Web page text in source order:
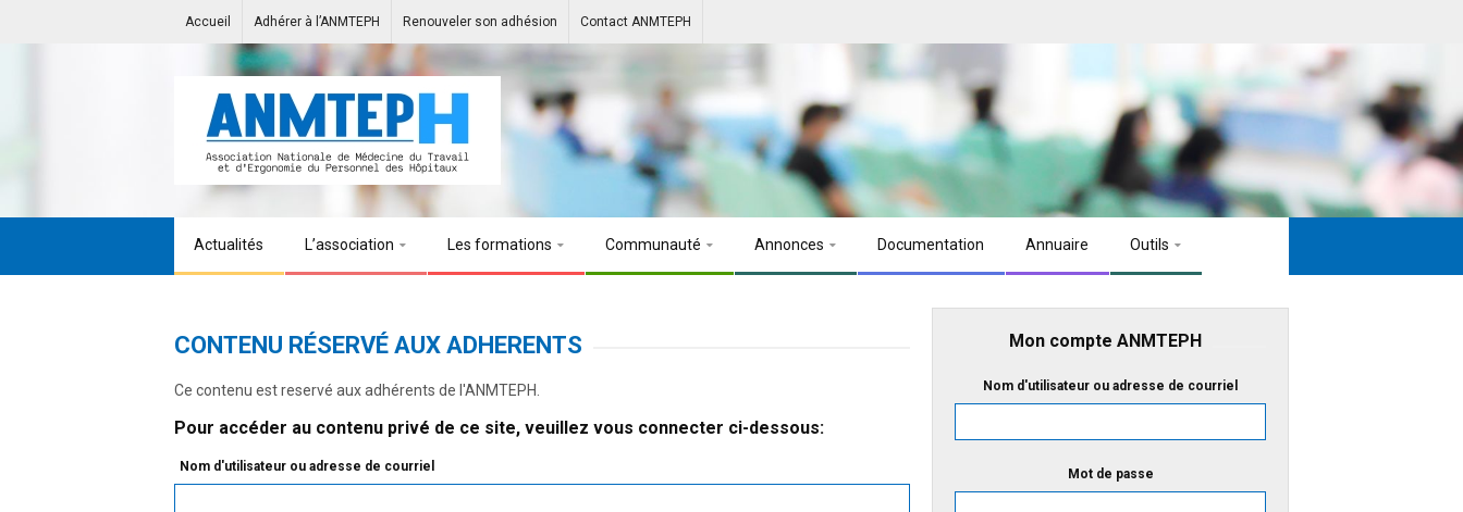
Accueil Adhérer à l’ANMTEPH Renouveler son adhésion Contact ANMTEPH
Actualités L’association Les formations Communauté Annonces Documentation Annuaire Outils
CONTENU RÉSERVÉ AUX ADHERENTS
Ce contenu est reservé aux adhérents de l'ANMTEPH.
Pour accéder au contenu privé de ce site, veuillez vous connecter ci-dessous:
Nom d'utilisateur ou adresse de courriel
Mon compte ANMTEPH
Nom d'utilisateur ou adresse de courriel
Mot de passe